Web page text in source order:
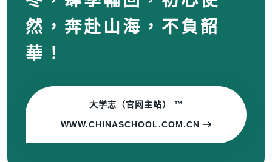
然，奔赴山海，不負韶
華！
大学志（官网主站） ™
WWW.CHINASCHOOL.COM.CN